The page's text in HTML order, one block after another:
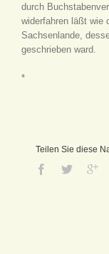
durch
widerfahren läßt wie
Sachsenlande,
geschrieben ward.
*
Teilen Sie diese